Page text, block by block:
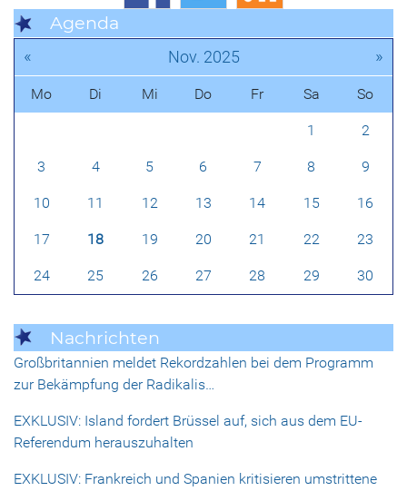
Agenda
« Nov. 2025 »
Mo Di Mi Do Fr Sa So
1 2
3 4 5 6 7 8 9
10 11 12 13 14 15 16
17 18 19 20 21 22 23
24 25 26 27 28 29 30
Nachrichten
Großbritannien meldet Rekordzahlen bei dem Programm
zur Bekämpfung der Radikalis…
EXKLUSIV: Island fordert Brüssel auf, sich aus dem EU-
Referendum herauszuhalten
EXKLUSIV: Frankreich und Spanien kritisieren umstrittene